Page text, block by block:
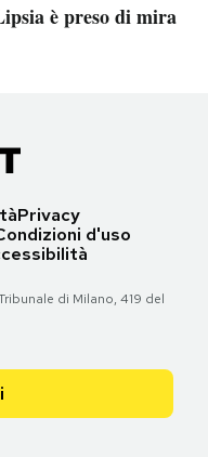
è preso di mira
Privacy
d'uso
di Milano, 419 del